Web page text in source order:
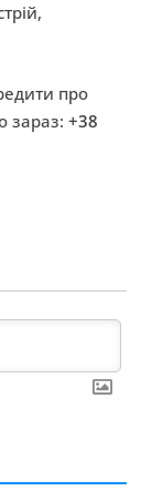
про
зараз: +38